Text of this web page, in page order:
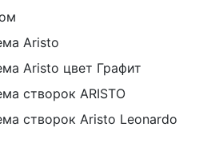
Aristo
Aristo цвет Графит
створок ARISTO
створок Aristo Leonardo